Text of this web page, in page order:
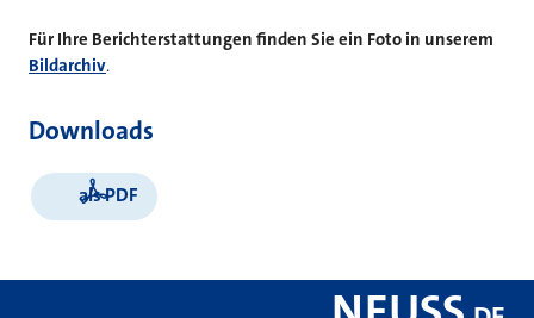
Für Ihre Berichterstattungen finden Sie ein Foto in unserem
Bildarchiv.
Downloads
als PDF